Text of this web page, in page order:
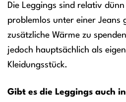
Die Leggings sind relativ
problemlos unter einer Jeans
zusätzliche Wärme zu
jedoch hauptsächlich als
Kleidungsstück.
Gibt es die Leggings auch